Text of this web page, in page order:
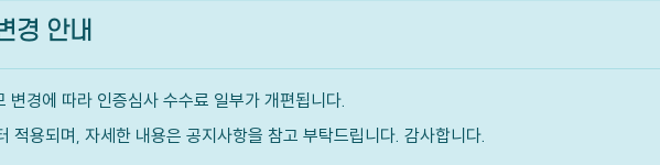
경 안내
경에 따라 인증심사 수수료 일부가 개편됩니다.
적용되며, 자세한 내용은 공지사항을 참고 부탁드립니다. 감사합니다.